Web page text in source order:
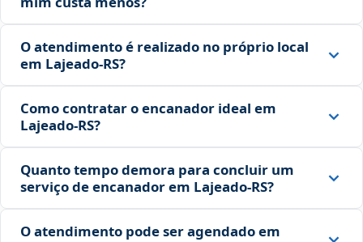
O atendimento é realizado no próprio local
em Lajeado‑RS?
Como contratar o encanador ideal em
Lajeado‑RS?
Quanto tempo demora para concluir um
serviço de encanador em Lajeado‑RS?
O atendimento pode ser agendado em